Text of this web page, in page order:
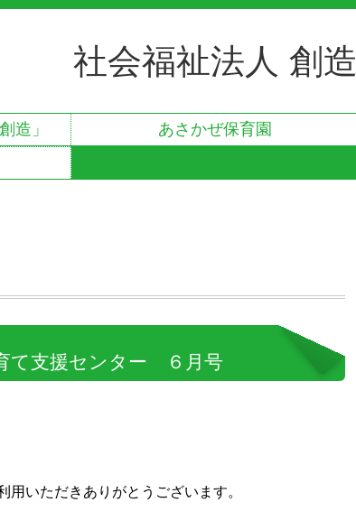
社会福祉法人 創造
創造」 あさかぜ保育園
て支援センター ６月号
用いただきありがとうございます。